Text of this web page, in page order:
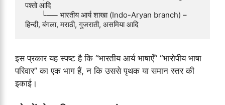
पश्तो आदि
इस प्रकार यह स्पष्ट है कि “भारतीय आर्य भाषाएँ” “भारोपीय भाषा
परिवार” का एक भाग हैं, न कि उससे पृथक या समान स्तर की
इकाई।